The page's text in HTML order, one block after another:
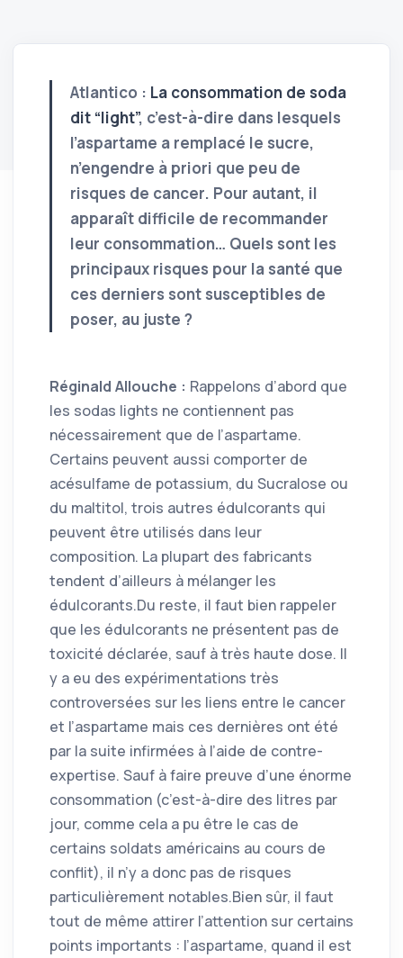
Atlantico : La consommation de soda
dit “light”, c’est-à-dire dans lesquels
l’aspartame a remplacé le sucre,
n’engendre à priori que peu de
risques de cancer. Pour autant, il
apparaît difficile de recommander
leur consommation… Quels sont les
principaux risques pour la santé que
ces derniers sont susceptibles de
poser, au juste ?
Réginald Allouche : Rappelons d’abord que
les sodas lights ne contiennent pas
nécessairement que de l’aspartame.
Certains peuvent aussi comporter de
acésulfame de potassium, du Sucralose ou
du maltitol, trois autres édulcorants qui
peuvent être utilisés dans leur
composition. La plupart des fabricants
tendent d’ailleurs à mélanger les
édulcorants.Du reste, il faut bien rappeler
que les édulcorants ne présentent pas de
toxicité déclarée, sauf à très haute dose. Il
y a eu des expérimentations très
controversées sur les liens entre le cancer
et l’aspartame mais ces dernières ont été
par la suite infirmées à l’aide de contre-
expertise. Sauf à faire preuve d’une énorme
consommation (c’est-à-dire des litres par
jour, comme cela a pu être le cas de
certains soldats américains au cours de
conflit), il n’y a donc pas de risques
particulièrement notables.Bien sûr, il faut
tout de même attirer l’attention sur certains
points importants : l’aspartame, quand il est